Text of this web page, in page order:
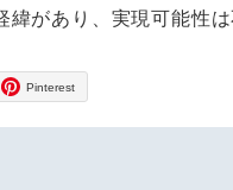
があり、実現可能性は
Pinterest